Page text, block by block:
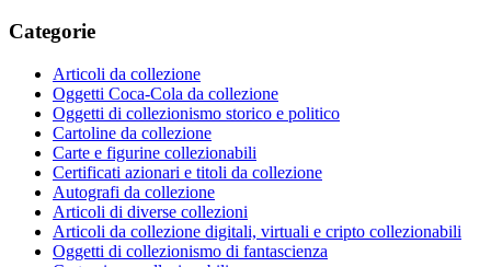
Categorie
Articoli da collezione
Oggetti Coca-Cola da collezione
Oggetti di collezionismo storico e politico
Cartoline da collezione
Carte e figurine collezionabili
Certificati azionari e titoli da collezione
Autografi da collezione
Articoli di diverse collezioni
Articoli da collezione digitali, virtuali e cripto collezionabili
Oggetti di collezionismo di fantascienza